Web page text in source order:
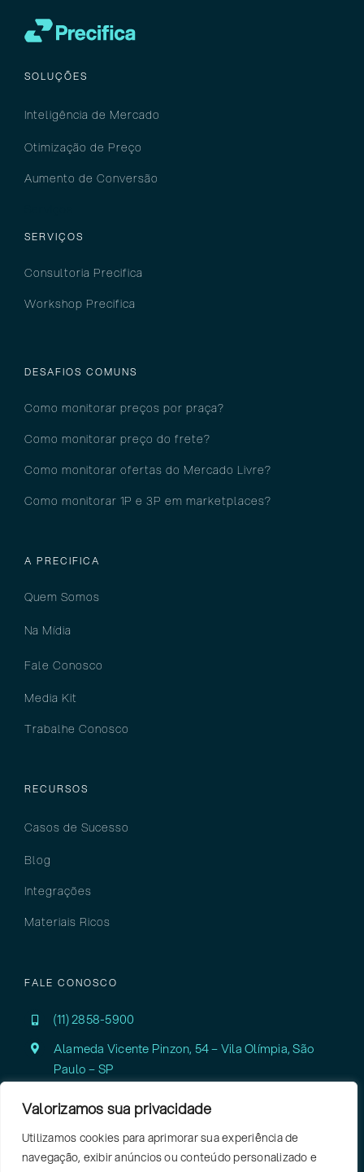
Valorizamos sua privacidade
Utilizamos cookies para aprimorar sua experiência de
navegação, exibir anúncios ou conteúdo personalizado e
SOLUÇÕES
Inteligência de Mercado
Otimização de Preço
Aumento de Conversão
SERVIÇOS
Consultoria Precifica
Workshop Precifica
DESAFIOS COMUNS
Como monitorar preços por praça?
Como monitorar preço do frete?
Como monitorar ofertas do Mercado Livre?
Como monitorar 1P e 3P em marketplaces?
A PRECIFICA
Quem Somos
Na Mídia
Fale Conosco
Media Kit
Trabalhe Conosco
RECURSOS
Casos de Sucesso
Blog
Integrações
Materiais Ricos
FALE CONOSCO
(11) 2858-5900
Alameda Vicente Pinzon, 54 – Vila Olímpia,São
Paulo – SP